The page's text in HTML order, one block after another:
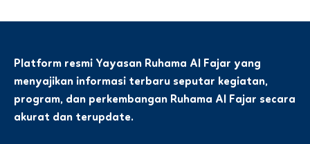
Platform resmi Yayasan Ruhama Al Fajar yang
menyajikan informasi terbaru seputar kegiatan,
program, dan perkembangan Ruhama Al Fajar secara
akurat dan terupdate.